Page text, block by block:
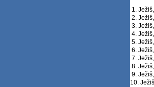
1.
2.
3.
4.
5.
6.
7.
8.
9.
10.